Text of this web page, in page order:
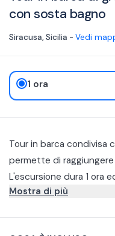
con sosta bagno
Siracusa, Sicilia - Vedi
1 ora
Tour in barca condivisa
permette di
L'escursione dura 1 ora
bagno rinfrescante nelle
Mostra di più